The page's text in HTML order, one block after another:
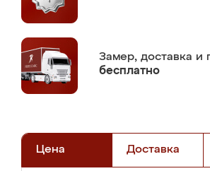
Замер, доставка и
бесплатно
Цена Доставка